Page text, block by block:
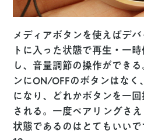
メディアボタンを使えばデ
トに入った状態で再生・一
し、音量調節の操作ができ
ンにON/OFFのボタンはなく
になり、どれかボタンを一
される。一度ペアリングさ
状態であるのはとてもいい